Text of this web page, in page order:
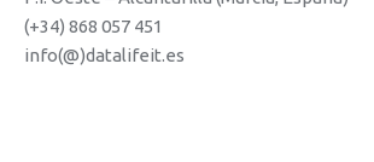
(+34) 868 057 451
info(@)datalifeit.es